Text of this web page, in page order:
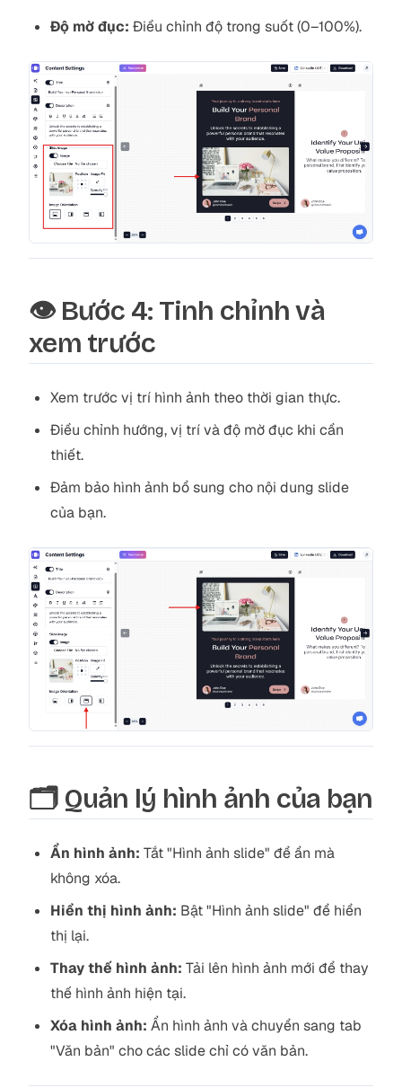
Độ mờ đục: Điều chỉnh độ trong suốt (0–100%).
👁️ Bước 4: Tinh chỉnh và
xem trước
Xem trước vị trí hình ảnh theo thời gian thực.
Điều chỉnh hướng, vị trí và độ mờ đục khi cần
thiết.
Đảm bảo hình ảnh bổ sung cho nội dung slide
của bạn.
🗂️ Quản lý hình ảnh của bạn
Ẩn hình ảnh: Tắt "Hình ảnh slide" để ẩn mà
không xóa.
Hiển thị hình ảnh: Bật "Hình ảnh slide" để hiển
thị lại.
Thay thế hình ảnh: Tải lên hình ảnh mới để thay
thế hình ảnh hiện tại.
Xóa hình ảnh: Ẩn hình ảnh và chuyển sang tab
"Văn bản" cho các slide chỉ có văn bản.